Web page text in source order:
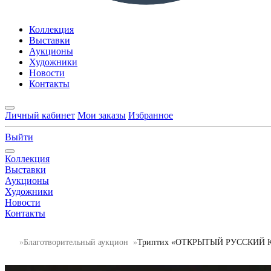
Коллекция
Выставки
Аукционы
Художники
Новости
Контакты
Личный кабинет Мои заказы Избранное
Выйти
Коллекция
Выставки
Аукционы
Художники
Новости
Контакты
Благотворительный аукцион Триптих «ОТКРЫТЫЙ РУССКИЙ